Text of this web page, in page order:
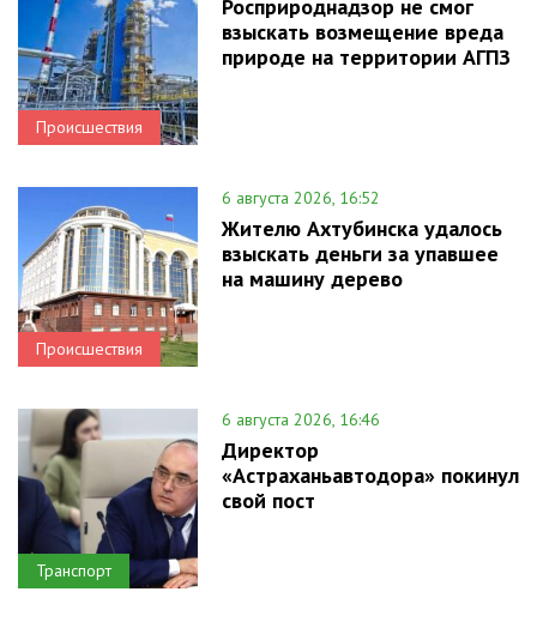
Происшествия
Росприроднадзор не смог
взыскать возмещение вреда
природе на территории АГПЗ
Происшествия
6 августа 2026, 16:52
Жителю Ахтубинска удалось
взыскать деньги за упавшее
на машину дерево
Транспорт
6 августа 2026, 16:46
Директор
«Астраханьавтодора» покинул
свой пост